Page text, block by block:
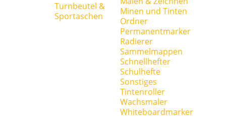
Turnbeutel &
Sportaschen
Minen und Tinten
Ordner
Permanentmarker
Radierer
Sammelmappen
Schnellhefter
Schulhefte
Sonstiges
Tintenroller
Wachsmaler
Whiteboardmarker